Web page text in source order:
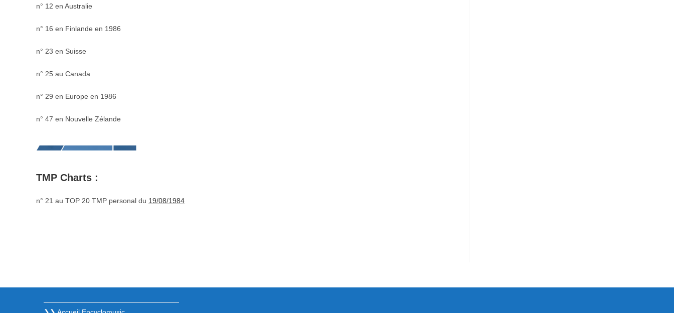
n° 12 en Australie
n° 16 en Finlande en 1986
n° 23 en Suisse
n° 25 au Canada
n° 29 en Europe en 1986
n° 47 en Nouvelle Zélande
TMP Charts :
n° 21 au TOP 20 TMP personal du 19/08/1984